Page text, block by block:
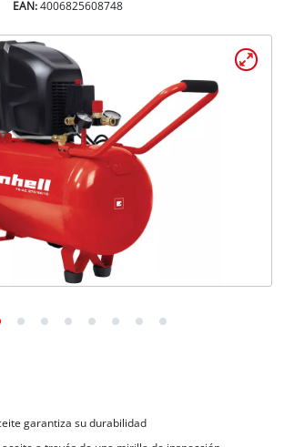
EAN:4006825608748
garantiza su durabilidad